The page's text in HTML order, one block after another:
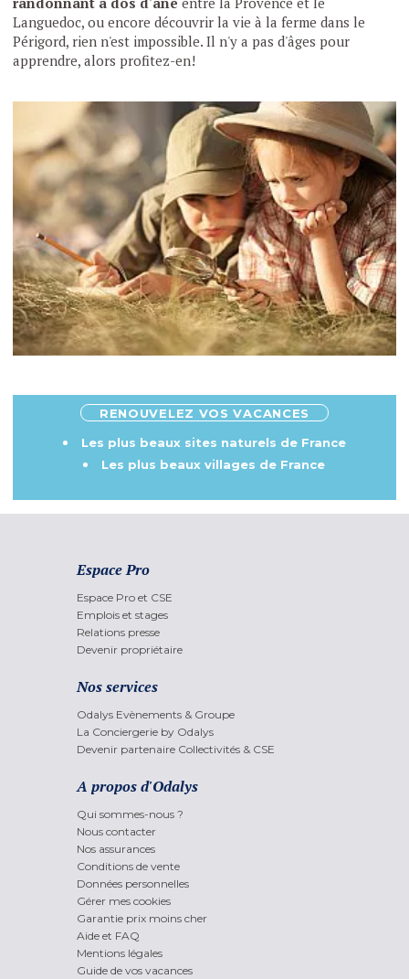
Languedoc, ou encore découvrir la vie à la ferme dans le
Périgord, rien n'est impossible. Il n'y a pas d'âges pour
apprendre, alors profitez-en!
RENOUVELEZ VOS VACANCES
Les plus beaux sites naturels de France
Les plus beaux villages de France
Espace Pro
Espace Pro et CSE
Emplois et stages
Relations presse
Devenir propriétaire
Nos services
Odalys Evènements & Groupe
La Conciergerie by Odalys
Devenir partenaire Collectivités & CSE
A propos d'Odalys
Qui sommes-nous ?
Nous contacter
Nos assurances
Conditions de vente
Données personnelles
Gérer mes cookies
Garantie prix moins cher
Aide et FAQ
Mentions légales
Guide de vos vacances